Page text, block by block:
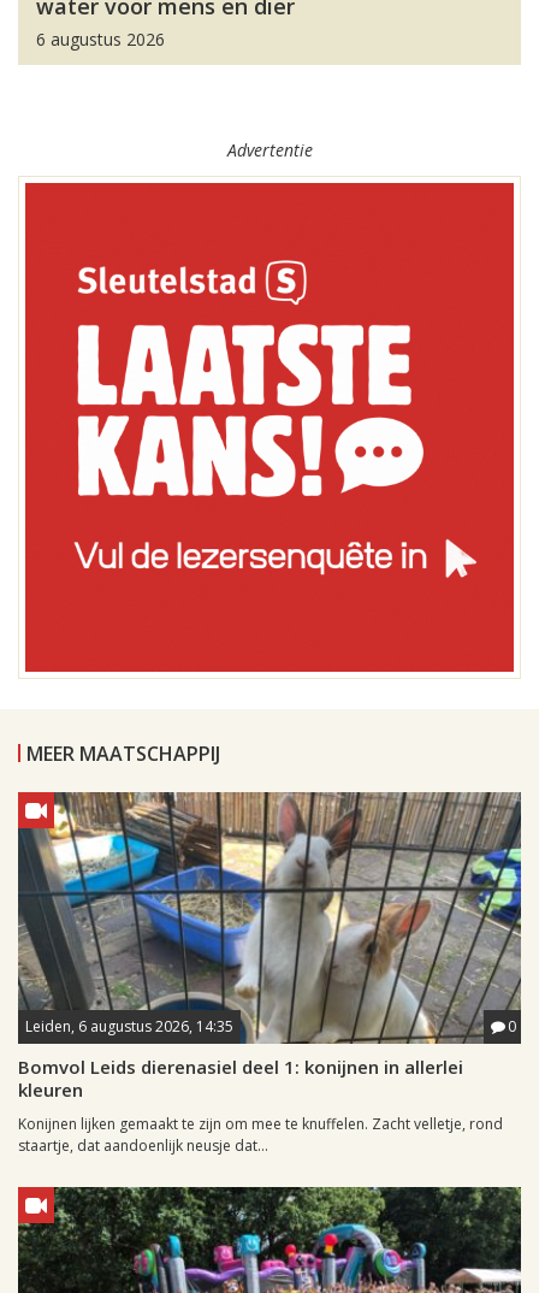
water voor mens en dier
6 augustus 2026
Advertentie
MEER MAATSCHAPPIJ
Leiden, 6 augustus 2026, 14:35 0
Bomvol Leids dierenasiel deel 1: konijnen in allerlei
kleuren
Konijnen lijken gemaakt te zijn om mee te knuffelen. Zacht velletje, rond
staartje, dat aandoenlijk neusje dat...